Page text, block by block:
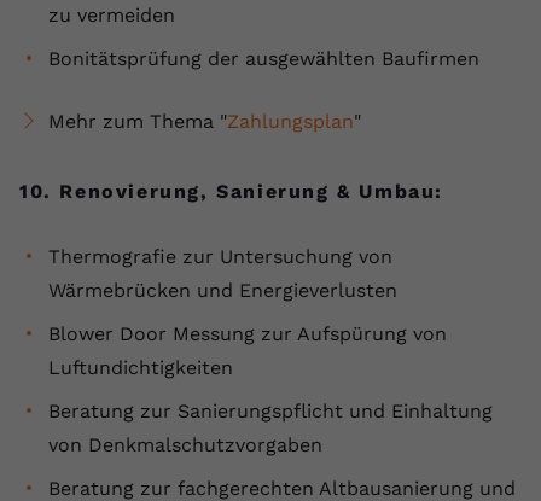
zu vermeiden
Bonitätsprüfung der ausgewählten Baufirmen
Mehr zum Thema "Zahlungsplan"
10. Renovierung, Sanierung & Umbau:
Thermografie zur Untersuchung von
Wärmebrücken und Energieverlusten
Blower Door Messung zur Aufspürung von
Luftundichtigkeiten
Beratung zur Sanierungspflicht und Einhaltung
von Denkmalschutzvorgaben
Beratung zur fachgerechten Altbausanierung und